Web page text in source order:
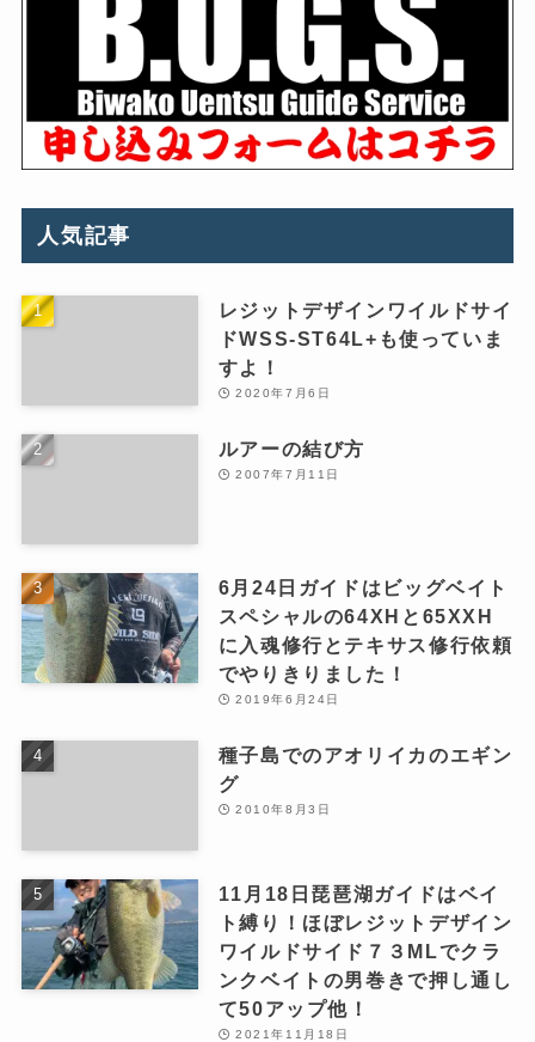
人気記事
レジットデザインワイルドサイ
ドWSS-ST64L+も使っていま
すよ！
2020年7月6日
ルアーの結び方
2007年7月11日
6月24日ガイドはビッグベイト
スペシャルの64XHと65XXH
に入魂修行とテキサス修行依頼
でやりきりました！
2019年6月24日
種子島でのアオリイカのエギン
グ
2010年8月3日
11月18日琵琶湖ガイドはベイ
ト縛り！ほぼレジットデザイン
ワイルドサイド７３MLでクラ
ンクベイトの男巻きで押し通し
て50アップ他！
2021年11月18日